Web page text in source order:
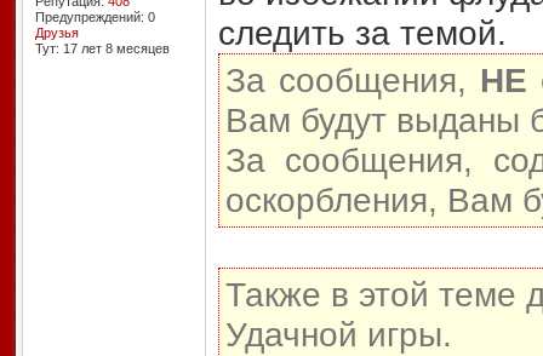
Предупреждений: 0
Друзья
Тут: 17 лет 8 месяцев
следить за темой.
За сообщения, НЕ
Вам будут выданы
За сообщения,
оскорбления, Вам
Также в этой теме
Удачной игры.